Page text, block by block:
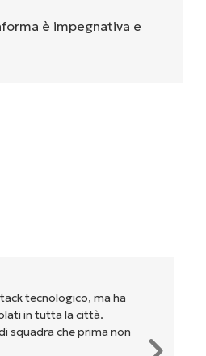
è impegnativa e
tecnologico, ma ha
in tutta la città.
squadra che prima non